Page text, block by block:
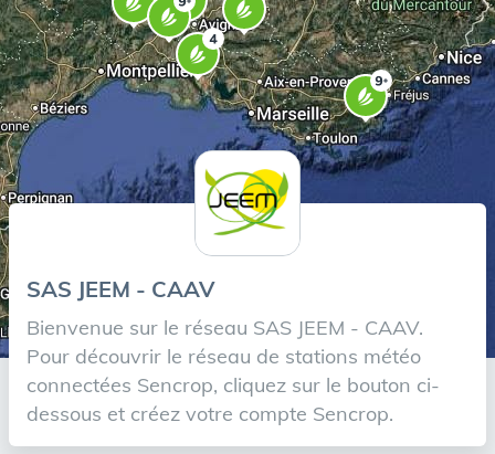
SAS JEEM - CAAV
Bienvenue sur le réseau SAS JEEM - CAAV.
Pour découvrir le réseau de stations météo
connectées Sencrop, cliquez sur le bouton ci-
dessous et créez votre compte Sencrop.